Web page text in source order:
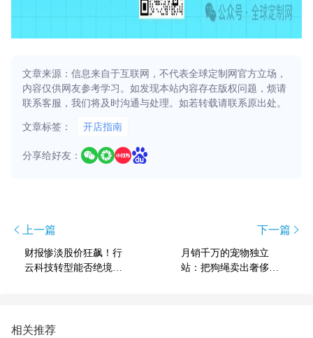
文章来源：信息来自于互联网，不代表全球定制网官方立场，
内容仅供网友参考学习。如发现本站内容存在版权问题，烦请
联系客服，我们将及时沟通与处理。如若转载请联系原出处。
文章标签： 开店指南
分享给好友：
上一篇
财报惨淡股价狂飙！行
云科技转型能否绝境逢
下一篇
月销千万的宠物独立
站：把狗绳卖出奢侈品
相关推荐